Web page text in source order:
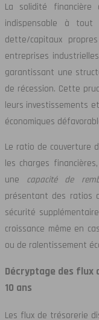
La solidité financière
indispensable à
dette/capitaux
entreprises
garantissant une
de récession. Cette
leurs investissements
économiques
Le ratio de couverture
les charges
une capacité de
présentant des ratios
sécurité
croissance même en
ou de ralentissement
Décryptage des flux
10 ans
Les flux de trésorerie